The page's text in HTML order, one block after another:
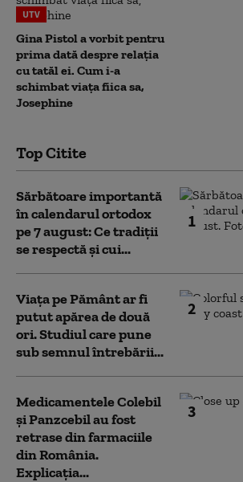
UTV
Gina Pistol a vorbit pentru
prima dată despre relația
cu tatăl ei. Cum i-a
schimbat viața fiica sa,
Josephine
Top Citite
1
Sărbătoare importantă
în calendarul ortodox
pe 7 august: Ce tradiții
se respectă și cui...
2
Viața pe Pământ ar fi
putut apărea de două
ori. Studiul care pune
sub semnul întrebării...
3
Medicamentele Colebil
și Panzcebil au fost
retrase din farmaciile
din România.
Explicația...